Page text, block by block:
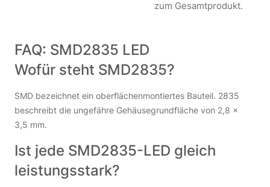
zum Gesamtprodukt.
FAQ: SMD2835 LED
Wofür steht SMD2835?
SMD bezeichnet ein oberflächenmontiertes Bauteil. 2835
beschreibt die ungefähre Gehäusegrundfläche von 2,8 ×
3,5 mm.
Ist jede SMD2835-LED gleich
leistungsstark?